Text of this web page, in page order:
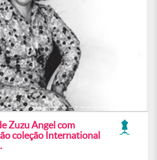
Zuzu Angel com
coleção International